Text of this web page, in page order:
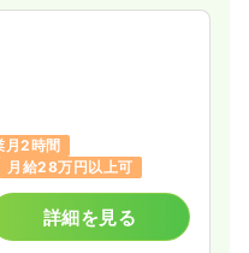
どこの科にかかったらよ
相談ください。
月2時間
月給28万円以上可
詳細を見る